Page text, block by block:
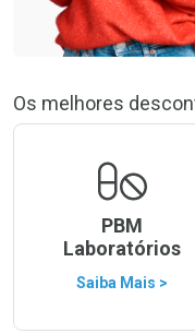
Os melhores
PBM
Laboratórios
Saiba Mais >